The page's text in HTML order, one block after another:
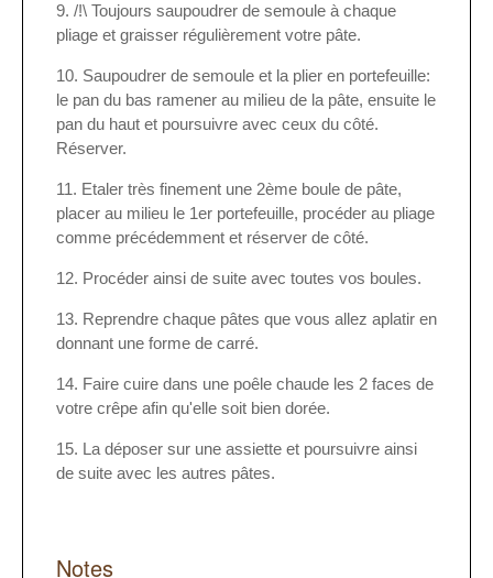
/!\ Toujours saupoudrer de semoule à chaque
pliage et graisser régulièrement votre pâte.
Saupoudrer de semoule et la plier en portefeuille:
le pan du bas ramener au milieu de la pâte, ensuite le
pan du haut et poursuivre avec ceux du côté.
Réserver.
Etaler très finement une 2ème boule de pâte,
placer au milieu le 1er portefeuille, procéder au pliage
comme précédemment et réserver de côté.
Procéder ainsi de suite avec toutes vos boules.
Reprendre chaque pâtes que vous allez aplatir en
donnant une forme de carré.
Faire cuire dans une poêle chaude les 2 faces de
votre crêpe afin qu'elle soit bien dorée.
La déposer sur une assiette et poursuivre ainsi
de suite avec les autres pâtes.
Notes